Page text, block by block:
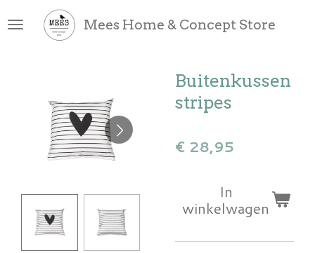
direct
Mees Home & Concept Store
Buitenkussen
stripes
€ 28,95
In
winkelwagen